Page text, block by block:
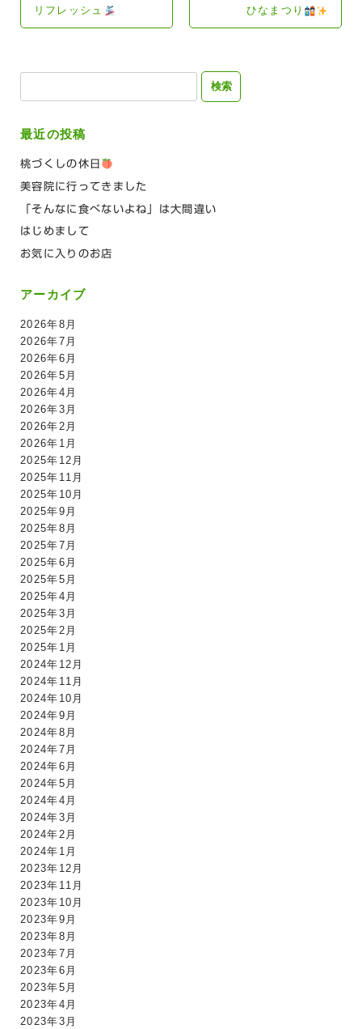
リフレッシュ ひなまつり
検
最近の投稿
桃づくしの休日
美容院に行ってきました
「そんなに食べないよね」は大間違い
はじめまして
お気に入りのお店
アーカイブ
2026年8月
2026年7月
2026年6月
2026年5月
2026年4月
2026年3月
2026年2月
2026年1月
2025年12月
2025年11月
2025年10月
2025年9月
2025年8月
2025年7月
2025年6月
2025年5月
2025年4月
2025年3月
2025年2月
2025年1月
2024年12月
2024年11月
2024年10月
2024年9月
2024年8月
2024年7月
2024年6月
2024年5月
2024年4月
2024年3月
2024年2月
2024年1月
2023年12月
2023年11月
2023年10月
2023年9月
2023年8月
2023年7月
2023年6月
2023年5月
2023年4月
2023年3月